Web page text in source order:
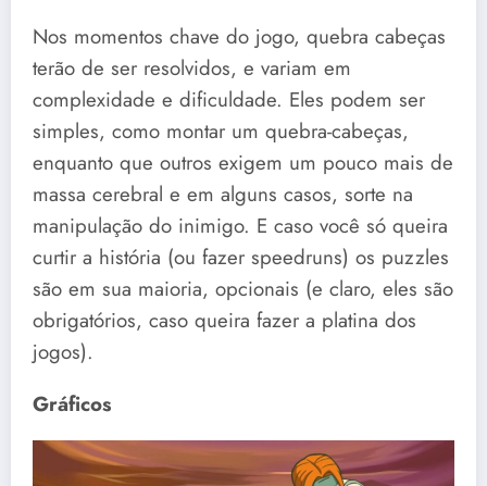
Nos momentos chave do jogo, quebra cabeças
terão de ser resolvidos, e variam em
complexidade e dificuldade. Eles podem ser
simples, como montar um quebra-cabeças,
enquanto que outros exigem um pouco mais de
massa cerebral e em alguns casos, sorte na
manipulação do inimigo. E caso você só queira
curtir a história (ou fazer speedruns) os puzzles
são em sua maioria, opcionais (e claro, eles são
obrigatórios, caso queira fazer a platina dos
jogos).
Gráficos